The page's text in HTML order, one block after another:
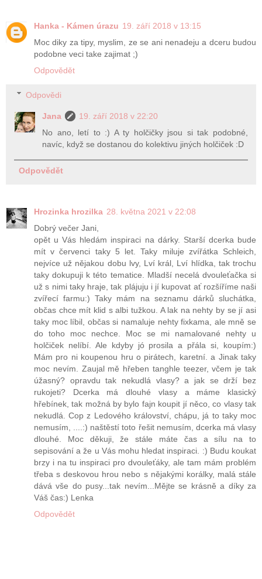
Hanka - Kámen úrazu 19. září 2018 v 13:15
Moc diky za tipy, myslim, ze se ani nenadeju a dceru budou
podobne veci take zajimat ;)
Odpovědět
Odpovědi
Jana
19. září 2018 v 22:20
No ano, letí to :) A ty holčičky jsou si tak podobné,
navíc, když se dostanou do kolektivu jiných holčiček :D
Odpovědět
Hrozinka hrozilka 28. května 2021 v 22:08
Dobrý večer Jani,
opět u Vás hledám inspiraci na dárky. Starší dcerka bude
mít v červenci taky 5 let. Taky miluje zvířátka Schleich,
nejvíce už nějakou dobu lvy, Lví král, Lví hlídka, tak trochu
taky dokupuji k této tematice. Mladší necelá dvouleťačka si
už s nimi taky hraje, tak plájuju i jí kupovat ať rozšíříme naši
zvířecí farmu:) Taky mám na seznamu dárků sluchátka,
občas chce mít klid s albi tužkou. A lak na nehty by se jí asi
taky moc líbil, občas si namaluje nehty fixkama, ale mně se
do toho moc nechce. Moc se mi namalované nehty u
holčiček nelíbí. Ale kdyby jó prosila a přála si, koupím:)
Mám pro ni koupenou hru o pirátech, karetní. a Jinak taky
moc nevím. Zaujal mě hřeben tanghle teezer, včem je tak
úžasný? opravdu tak nekudlá vlasy? a jak se drží bez
rukojeti? Dcerka má dlouhé vlasy a máme klasický
hřebínek, tak možná by bylo fajn koupit jí něco, co vlasy tak
nekudlá. Cop z Ledového království, chápu, já to taky moc
nemusím, ....:) naštěstí toto řešit nemusím, dcerka má vlasy
dlouhé. Moc děkuji, že stále máte čas a sílu na to
sepisování a že u Vás mohu hledat inspiraci. :) Budu koukat
brzy i na tu inspiraci pro dvouleťáky, ale tam mám problém
třeba s deskovou hrou nebo s nějakými korálky, malá stále
dává vše do pusy...tak nevím...Mějte se krásně a díky za
Váš čas:) Lenka
Odpovědět